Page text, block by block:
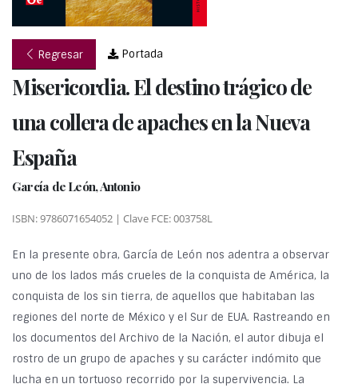
Regresar Portada
Misericordia. El destino trágico de
una collera de apaches en la Nueva
España
García de León, Antonio
ISBN: 9786071654052 | Clave FCE: 003758L
En la presente obra, García de León nos adentra a observar
uno de los lados más crueles de la conquista de América, la
conquista de los sin tierra, de aquellos que habitaban las
regiones del norte de México y el Sur de EUA. Rastreando en
los documentos del Archivo de la Nación, el autor dibuja el
rostro de un grupo de apaches y su carácter indómito que
lucha en un tortuoso recorrido por la supervivencia. La